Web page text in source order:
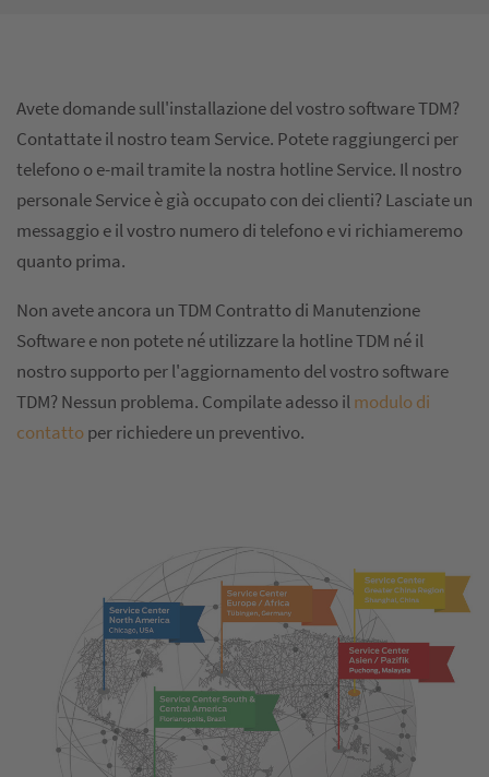
Avete domande sull'installazione del vostro software TDM?
Contattate il nostro team Service. Potete raggiungerci per
telefono o e-mail tramite la nostra hotline Service. Il nostro
personale Service è già occupato con dei clienti? Lasciate un
messaggio e il vostro numero di telefono e vi richiameremo
quanto prima.
Non avete ancora un TDM Contratto di Manutenzione
Software e non potete né utilizzare la hotline TDM né il
nostro supporto per l'aggiornamento del vostro software
TDM? Nessun problema. Compilate adesso ilmodulo di
contattoper richiedere un preventivo.